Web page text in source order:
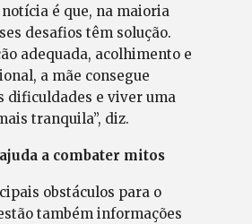
notícia é que, na maioria
desafios têm solução.
adequada, acolhimento e
a mãe consegue
dificuldades e viver uma
tranquila”, diz.
a combater mitos
obstáculos para o
também informações